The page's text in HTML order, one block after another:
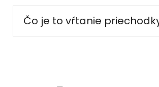
Čo je to vŕtanie